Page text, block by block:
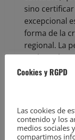
sino certificar
excepcional
forma de la
regional. La
explora el
presente y
los
ciudadanos
Transición, a
Cookies y RGPD
Las cookies de
contenido y los
medios sociales
compartimos